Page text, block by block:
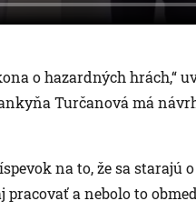
o hazardných hrách,“
Turčanová má
na to, že sa starajú
a nebolo to